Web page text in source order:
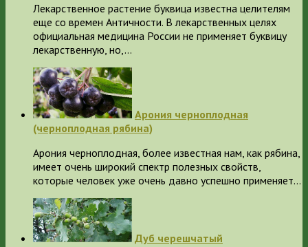
Лекарственное растение буквица известна целителям
еще со времен Античности. В лекарственных целях
официальная медицина России не применяет буквицу
лекарственную, но,…
Арония черноплодная
(черноплодная рябина)
Арония черноплодная, более известная нам, как рябина,
имеет очень широкий спектр полезных свойств,
которые человек уже очень давно успешно применяет…
Дуб черешчатый